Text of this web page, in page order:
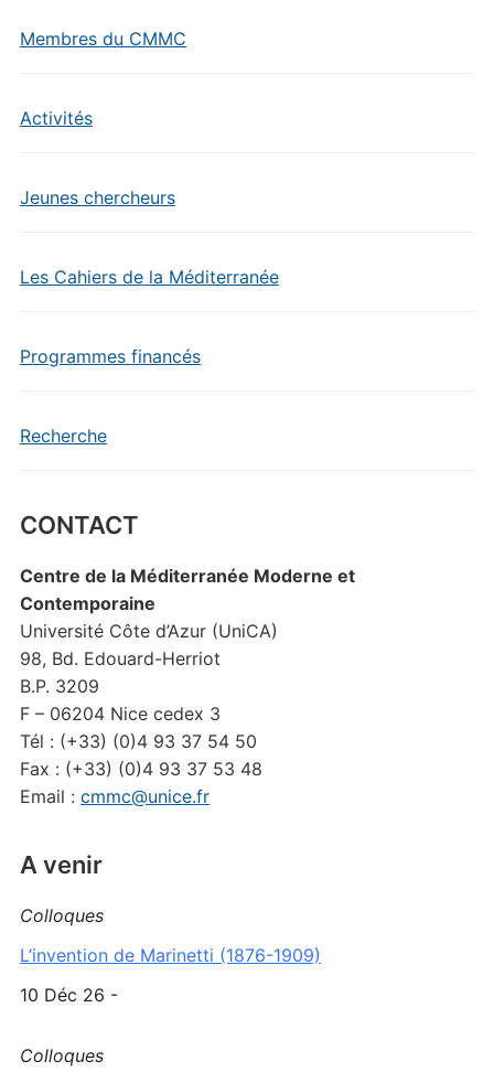
Membres du CMMC
Activités
Jeunes chercheurs
Les Cahiers de la Méditerranée
Programmes financés
Recherche
CONTACT
Centre de la Méditerranée Moderne et
Contemporaine
Université Côte d’Azur (UniCA)
98, Bd. Edouard-Herriot
B.P. 3209
F – 06204 Nice cedex 3
Tél : (+33) (0)4 93 37 54 50
Fax : (+33) (0)4 93 37 53 48
Email : cmmc@unice.fr
A venir
Colloques
L’invention de Marinetti (1876-1909)
10 Déc 26 -
Colloques